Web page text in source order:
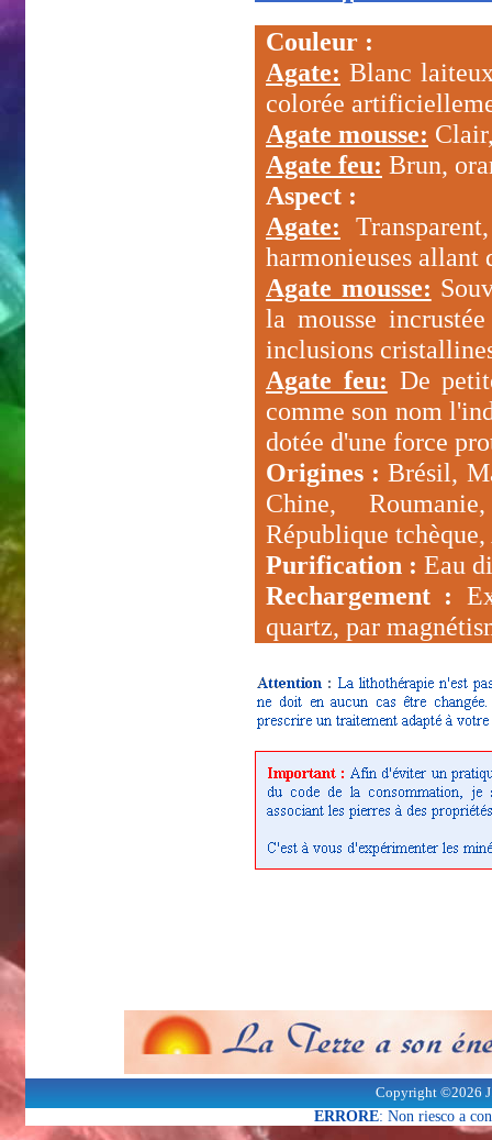
Couleur :
Agate: Blanc
colorée
Agate mousse:
Agate feu: Brun,
Aspect :
Agate:
harmonieuses allant
Agate mousse:
la mousse
inclusions
Agate feu: De
comme son nom
dotée d'une force
Origines : Brésil,
Chine,
République
Purification : Eau
Rechargement :
quartz, par
Copyright ©2026
ERRORE: Non riesco a